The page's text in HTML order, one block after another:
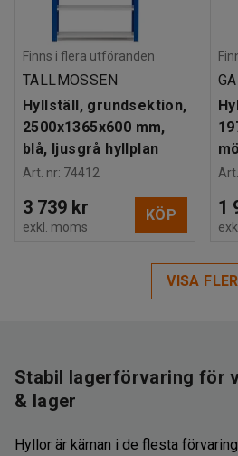
Finns i flera utföranden
TALLMOSSEN
Hyllställ, grundsektion,
2500x1365x600 mm,
blå, ljusgrå hyllplan
Art. nr: 74412
3 739 kr
exkl. moms
KÖP 1
VISA FLER
Stabil lagerförvaring för
& lager
Hyllor är kärnan i de flesta